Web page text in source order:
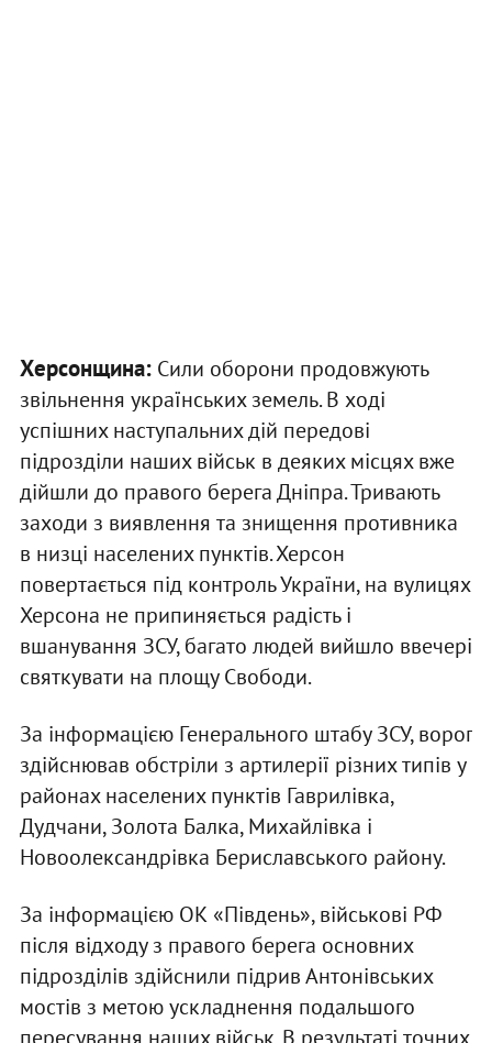
Херсонщина:Сили оборони продовжують
звільнення українських земель. В ході
успішних наступальних дій передові
підрозділи наших військ в деяких місцях вже
дійшли до правого берега Дніпра. Тривають
заходи з виявлення та знищення противника
в низці населених пунктів. Херсон
повертається під контроль України, на вулицях
Херсона не припиняється радість і
вшанування ЗСУ, багато людей вийшло ввечері
святкувати на площу Свободи.
За інформацією Генерального штабу ЗСУ, ворог
здійснював обстріли з артилерії різних типів у
районах населених пунктів Гаврилівка,
Дудчани, Золота Балка, Михайлівка і
Новоолександрівка Бериславського району.
За інформацією ОК «Південь», військові РФ
після відходу з правого берега основних
підрозділів здійснили підрив Антонівських
мостів з метою ускладнення подальшого